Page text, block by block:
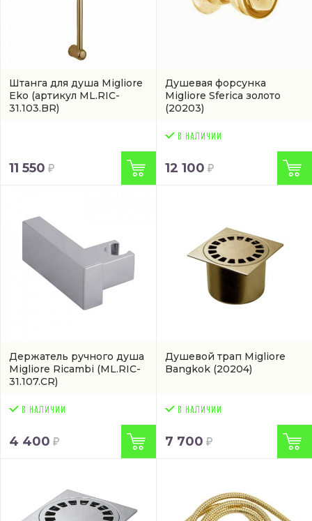
Штанга для душа Migliore
Eko (артикул ML.RIC-
31.103.BR)
11 550
Душевая форсунка
Migliore Sferica золото
(20203)
12 100
Держатель ручного душа
Migliore Ricambi (ML.RIC-
31.107.CR)
4 400
Душевой трап Migliore
Bangkok (20204)
7 700